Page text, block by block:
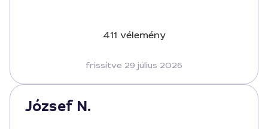
411 vélemény
frissítve 29 július 2026
József N.